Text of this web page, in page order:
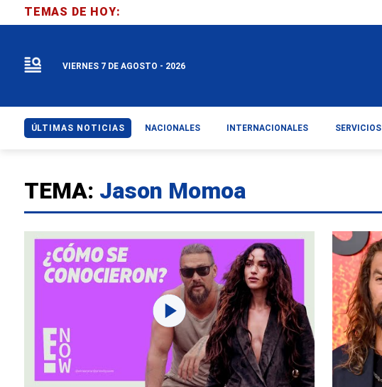
TEMA: Jason Momoa
TEMAS DE HOY:
VIERNES 7 DE AGOSTO - 2026
ÚLTIMAS NOTICIAS NACIONALES INTERNACIONALES SERVICIOS